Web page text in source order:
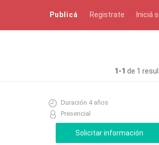
Publicá Registrate Iniciá
1-1 de 1
Duración 4 años
Presencial